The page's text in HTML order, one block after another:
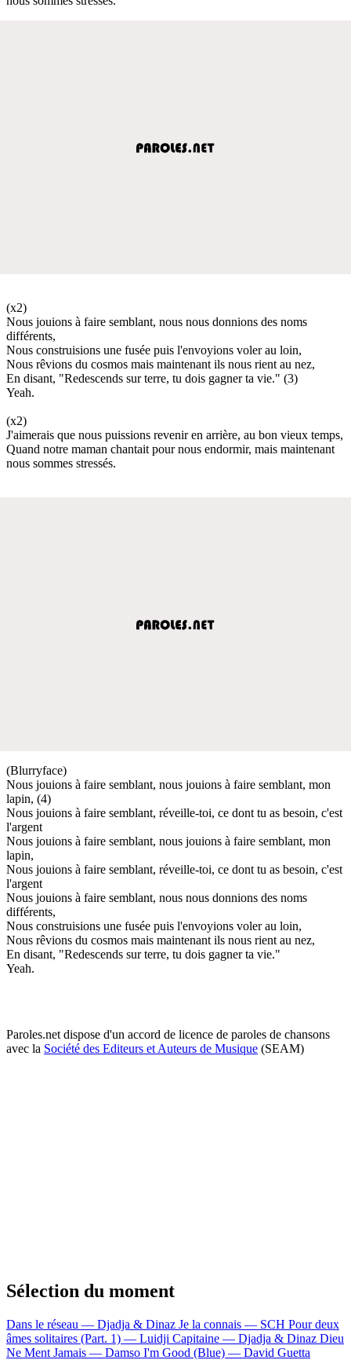
(x2)
Nous jouions à faire semblant, nous nous donnions des noms
différents,
Nous construisions une fusée puis l'envoyions voler au loin,
Nous rêvions du cosmos mais maintenant ils nous rient au nez,
En disant, "Redescends sur terre, tu dois gagner ta vie." (3)
Yeah.
(x2)
J'aimerais que nous puissions revenir en arrière, au bon vieux temps,
Quand notre maman chantait pour nous endormir, mais maintenant
nous sommes stressés.
(Blurryface)
Nous jouions à faire semblant, nous jouions à faire semblant, mon
lapin, (4)
Nous jouions à faire semblant, réveille-toi, ce dont tu as besoin, c'est
l'argent
Nous jouions à faire semblant, nous jouions à faire semblant, mon
lapin,
Nous jouions à faire semblant, réveille-toi, ce dont tu as besoin, c'est
l'argent
Nous jouions à faire semblant, nous nous donnions des noms
différents,
Nous construisions une fusée puis l'envoyions voler au loin,
Nous rêvions du cosmos mais maintenant ils nous rient au nez,
En disant, "Redescends sur terre, tu dois gagner ta vie."
Yeah.
Paroles.net dispose d'un accord de licence de paroles de chansons
avec la Société des Editeurs et Auteurs de Musique (SEAM)
Sélection du moment
Dans le réseau — Djadja & Dinaz Je la connais — SCH Pour deux
âmes solitaires (Part. 1) — Luidji Capitaine — Djadja & Dinaz Dieu
Ne Ment Jamais — Damso I'm Good (Blue) — David Guetta